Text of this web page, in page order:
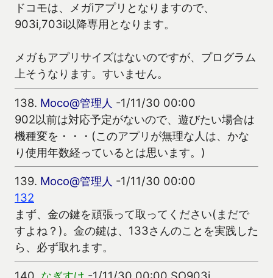
ドコモは、メガiアプリとなりますので、
903i,703i以降専用となります。
メガもアプリサイズはないのですが、プログラム
上そうなります。すいません。
138. Moco@管理人 -1/11/30 00:00
902以前は対応予定がないので、遊びたい場合は
機種変を・・・(このアプリが無理な人は、かな
り使用年数経っているとは思います。)
139. Moco@管理人 -1/11/30 00:00
132
まず、金の鍵を頑張って取ってください(まだで
すよね？)。金の鍵は、133さんのことを実践した
ら、必ず取れます。